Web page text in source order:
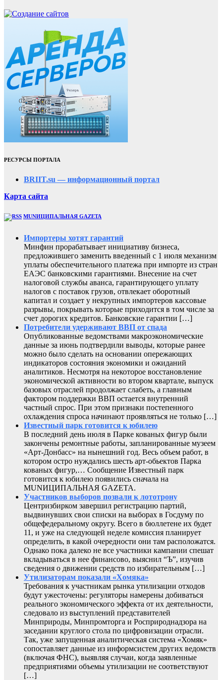
РЕСУРСЫ ПОРТАЛА
BRIIT.su — информационный портал
Карта сайта
MUNИЦИПАЛЬНАЯ GAZЕТА
Импортеры хотят гарантий
Минфин прорабатывает инициативу бизнеса,
предложившего заменить введенный с 1 июля механизм
уплаты обеспечительного платежа при импорте из стран
ЕАЭС банковскими гарантиями. Внесение на счет
налоговой службы аванса, гарантирующего уплату
налогов с поставок грузов, отвлекает оборотный
капитал и создает у некрупных импортеров кассовые
разрывы, покрывать которые приходится в том числе за
счет дорогих кредитов. Банковские гарантии […]
Потребители удерживают ВВП от спада
Опубликованные ведомствами макроэкономические
данные за июнь подтвердили выводы, которые ранее
можно было сделать на основании опережающих
индикаторов состояния экономики и ожиданий
аналитиков. Несмотря на некоторое восстановление
экономической активности во втором квартале, выпуск
базовых отраслей продолжает слабеть, а главным
фактором поддержки ВВП остается внутренний
частный спрос. При этом признаки постепенного
охлаждения спроса начинают проявляться не только […]
Известный парк готовится к юбилею
В последний день июля в Парке кованых фигур были
закончены ремонтные работы, запланированные музеем
«Арт-Донбасс» на нынешний год. Весь объем работ, в
котором остро нуждались шесть арт-обьектов Парка
кованых фигур,… Сообщение Известный парк
готовится к юбилею появились сначала на
MUNИЦИПАЛЬНАЯ GAZЕТА.
Участников выборов позвали к лототрону
Центризбирком завершил регистрацию партий,
выдвинувших свои списки на выборах в Госдуму по
общефедеральному округу. Всего в бюллетене их будет
11, и уже на следующей неделе комиссия планирует
определить, в какой очередности они там расположатся.
Однако пока далеко не все участники кампании спешат
вкладываться в нее финансово, выяснил “Ъ”, изучив
сведения о движении средств по избирательным […]
Утилизаторам показали «Хомяка»
Требования к участникам рынка утилизации отходов
будут ужесточены: регуляторы намерены добиваться
реального экономического эффекта от их деятельности,
следовало из выступлений представителей
Минприроды, Минпромторга и Росприроднадзора на
заседании круглого стола по цифровизации отрасли.
Так, уже запущенная аналитическая система «Хомяк»
сопоставляет данные из информсистем других ведомств
(включая ФНС), выявляя случаи, когда заявленные
предприятиями объемы утилизации не соответствуют
[…]